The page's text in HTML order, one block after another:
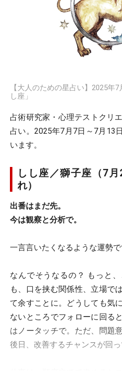
【大人のための星占い】2025年
し座」
占術研究家・心理テストクリ
占い。2025年7月7日～7月13
います。
しし座／獅子座（7
れ）
出番はまだ先。
今は観察と分析で。
一言言いたくなるような運勢で
なんでそうなるの？ もっと
も、口を挟む関係性、立場で
て余すことに。どうしても気
ないところでフォローに回る
はノータッチで。ただ、問題
後日、改善するチャンスが回っ